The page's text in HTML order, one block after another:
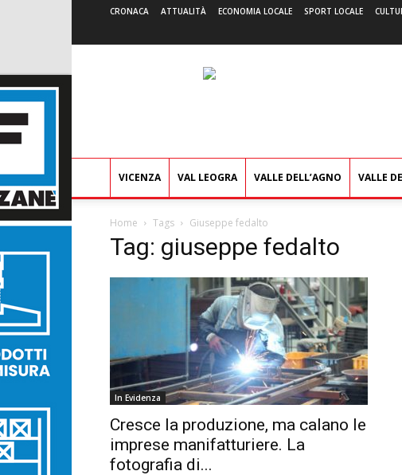
CRONACA ATTUALITÀ ECONOMIA LOCALE SPORT LOCALE
VICENZA VAL LEOGRA VALLE DELL’AGNO VALLE
Home Tags Giuseppe fedalto
Tag: giuseppe fedalto
In Evidenza
Cresce la produzione, ma calano le
imprese manifatturiere. La
fotografia di...